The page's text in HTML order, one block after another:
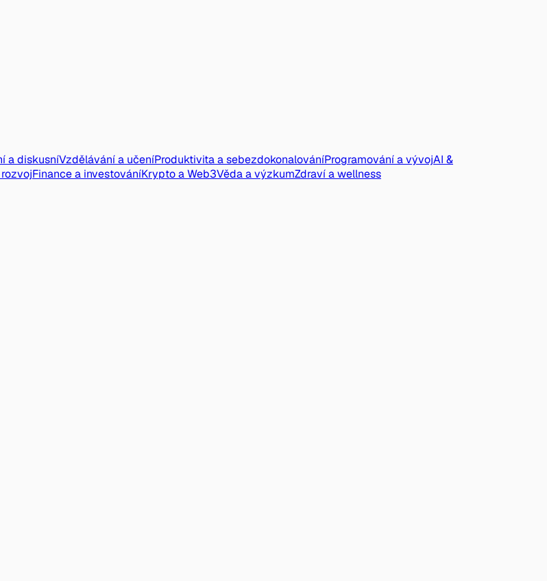
a diskusníVzdělávání a učeníProduktivita a sebezdokonalováníProgramování a vývojAI &
Finance a investováníKrypto a Web3Věda a výzkumZdraví a wellness